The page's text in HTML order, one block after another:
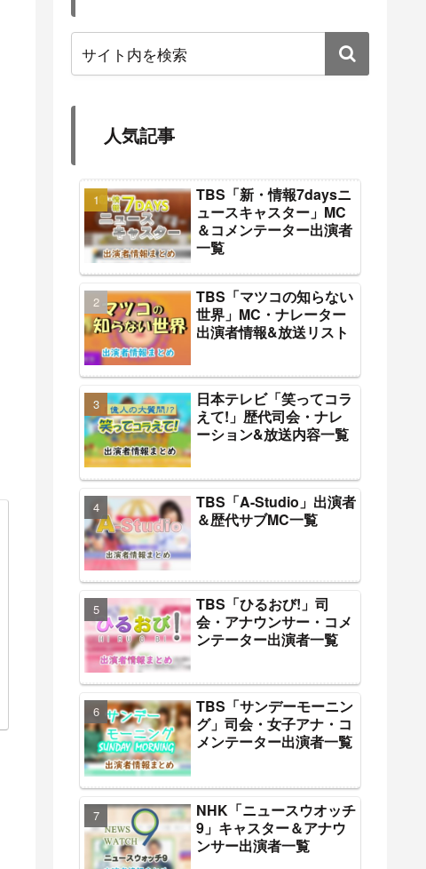
人気記事
TBS「新・情報7daysニ
ュースキャスター」MC
＆コメンテーター出演者
一覧
TBS「マツコの知らない
世界」MC・ナレーター
出演者情報&放送リスト
日本テレビ「笑ってコラ
えて!」歴代司会・ナレ
ーション&放送内容一覧
TBS「A-Studio」出演者
＆歴代サブMC一覧
TBS「ひるおび!」司
会・アナウンサー・コメ
ンテーター出演者一覧
TBS「サンデーモーニン
グ」司会・女子アナ・コ
メンテーター出演者一覧
NHK「ニュースウオッチ
9」キャスター＆アナウ
ンサー出演者一覧